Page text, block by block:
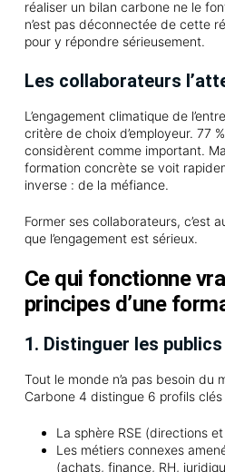
réaliser un bilan carbone ne le
n’est pas déconnectée de cette
pour y répondre sérieusement.
Les collaborateurs
L’engagement climatique de
critère de choix d’employeur. 77
considèrent comme important.
formation concrète se voit
inverse : de la méfiance.
Former ses collaborateurs, c’est
que l’engagement est sérieux.
Ce qui fonctionne
principes d’une
1. Distinguer les publics
Tout le monde n’a pas besoin du
Carbone 4 distingue 6 profils clés
La sphère RSE (directions
Les métiers connexes
(achats, finance, RH,